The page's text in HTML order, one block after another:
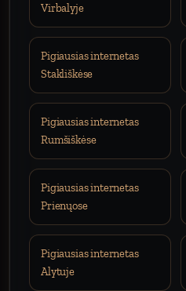
Virbalyje
Pigiausias internetas
Stakliškėse
Pigiausias internetas
Rumšiškėse
Pigiausias internetas
Prienųose
Pigiausias internetas
Alytuje